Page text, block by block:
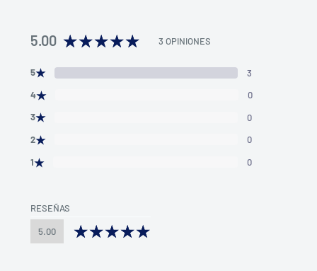
5.00 3 OPINIONES
5★
3
4★
0
3★
0
2★
0
1★ 0
RESEÑAS
5.00